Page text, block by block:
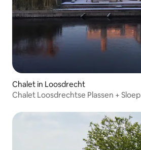
Chalet in Loosdrecht
Chalet Loosdrechtse Plassen + Sloep